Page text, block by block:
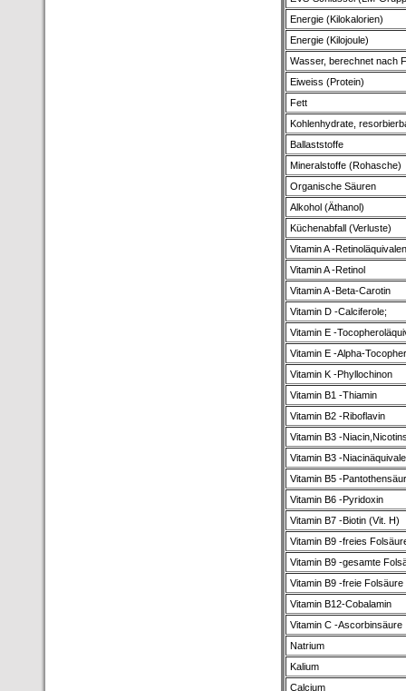
Energie (Kilokalorien)
Energie (Kilojoule)
Wasser, berechnet nach
Eiweiss (Protein)
Fett
Kohlenhydrate,
Ballaststoffe
Mineralstoffe (Rohasche)
Organische Säuren
Alkohol (Äthanol)
Küchenabfall (Verluste)
Vitamin A -
Vitamin A -Retinol
Vitamin A -Beta-Carotin
Vitamin D -Calciferole;
Vitamin E -
Vitamin E -Alpha-
Vitamin K -Phyllochinon
Vitamin B1 -Thiamin
Vitamin B2 -Riboflavin
Vitamin B3 -
Vitamin B3 -
Vitamin B5 -
Vitamin B6 -Pyridoxin
Vitamin B7 -Biotin (Vit. H)
Vitamin B9 -freies
Vitamin B9 -gesamte
Vitamin B9 -freie Folsäure
Vitamin B12-Cobalamin
Vitamin C -Ascorbinsäure
Natrium
Kalium
Calcium